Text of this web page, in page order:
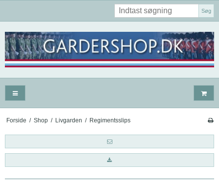
Søg
Forside / Shop / Livgarden / Regimentsslips